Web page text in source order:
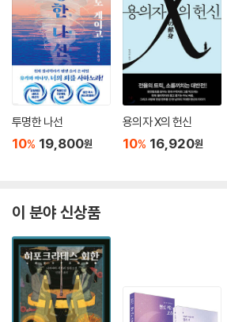
“나는 이 세계를, 이 사랑을 포기하지 않아!”
‘리셋 증후군’이라는 말이 있다. 컴퓨터가 말을
버튼을 누르면 시스템이 다시 살아나는 것처럼,
계도 컴퓨터처럼 몇 번이고 다시 시작할 수 있다
다. 내 맘에 들지 않으면 지금까지 벌여놓은 일
게 시작하려는 경향을 말하는데, 리셋 증후군에
상의 세계(게임)를 혼동하게 되고, 참을성 없는
이 즐기고 있다는 사실은 끔찍하다 못해 두려움
『피아니시모 피아니시모』에서 도오루의 분신
에게 이 세상을 ‘리셋’하라고 유혹한다. 고독과
하는 자신을 대신하여 자유분방하게 세상을 야
어차피 세계 따위는 게임과 같은 것이라며, 일
시 시작하면 된다고 이야기한다. 츠지 히토나리
투명한 나선
10% 19,800원
용의자 X의 헌신
10% 16,920원
이 분야 신상품